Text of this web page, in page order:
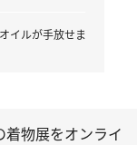
イルが手放せま
着物展をオンライ